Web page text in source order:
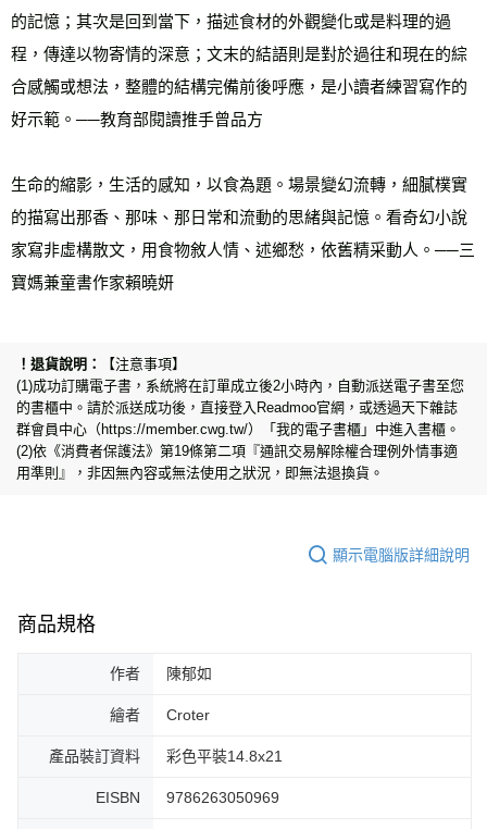
的記憶；其次是回到當下，描述食材的外觀變化或是料理的過
程，傳達以物寄情的深意；文末的結語則是對於過往和現在的綜
合感觸或想法，整體的結構完備前後呼應，是小讀者練習寫作的
好示範。──教育部閱讀推手曾品方
生命的縮影，生活的感知，以食為題。場景變幻流轉，細膩樸實
的描寫出那香、那味、那日常和流動的思緒與記憶。看奇幻小說
家寫非虛構散文，用食物敘人情、述鄉愁，依舊精采動人。──三
寶媽兼童書作家賴曉妍
【注意事項】
(1)成功訂購電子書，系統將在訂單成立後2小時內，自動派送電子書至您
的書櫃中。請於派送成功後，直接登入Readmoo官網，或透過天下雜誌
群會員中心（https://member.cwg.tw/）「我的電子書櫃」中進入書櫃。
(2)依《消費者保護法》第19條第二項『通訊交易解除權合理例外情事適
用準則』，非因無內容或無法使用之狀況，即無法退換貨。
顯示電腦版詳細說明
商品規格
作者 陳郁如
繪者 Croter
產品裝訂資料 彩色平裝14.8x21
EISBN 9786263050969